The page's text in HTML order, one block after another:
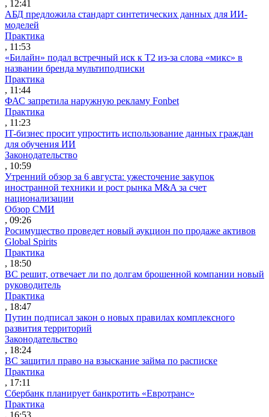
, 12:41
АБД предложила стандарт синтетических данных для ИИ-
моделей
Практика
, 11:53
«Билайн» подал встречный иск к Т2 из-за слова «микс» в
названии бренда мультиподписки
Практика
, 11:44
ФАС запретила наружную рекламу Fonbet
Практика
, 11:23
IT-бизнес просит упростить использование данных граждан
для обучения ИИ
Законодательство
, 10:59
Утренний обзор за 6 августа: ужесточение закупок
иностранной техники и рост рынка M&A за счет
национализации
Обзор СМИ
, 09:26
Росимущество проведет новый аукцион по продаже активов
Global Spirits
Практика
, 18:50
ВС решит, отвечает ли по долгам брошенной компании новый
руководитель
Практика
, 18:47
Путин подписал закон о новых правилах комплексного
развития территорий
Законодательство
, 18:24
ВС защитил право на взыскание займа по расписке
Практика
, 17:11
Сбербанк планирует банкротить «Евротранс»
Практика
, 16:53